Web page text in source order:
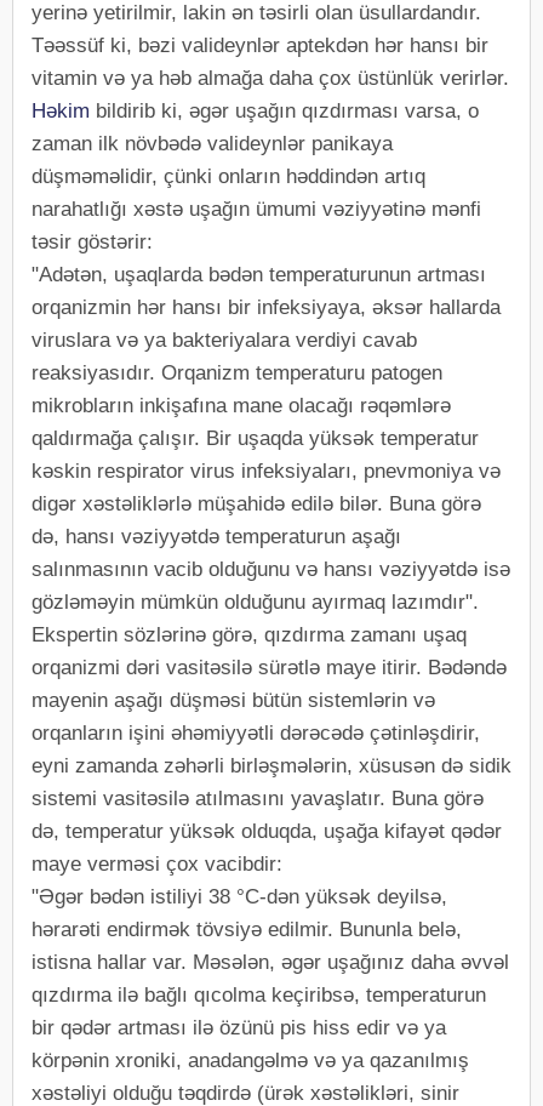
yerinə yetirilmir, lakin ən təsirli olan üsullardandır.
Təəssüf ki, bəzi valideynlər aptekdən hər hansı bir
vitamin və ya həb almağa daha çox üstünlük verirlər.
Həkim bildirib ki, əgər uşağın qızdırması varsa, o
zaman ilk növbədə valideynlər panikaya
düşməməlidir, çünki onların həddindən artıq
narahatlığı xəstə uşağın ümumi vəziyyətinə mənfi
təsir göstərir:
"Adətən, uşaqlarda bədən temperaturunun artması
orqanizmin hər hansı bir infeksiyaya, əksər hallarda
viruslara və ya bakteriyalara verdiyi cavab
reaksiyasıdır. Orqanizm temperaturu patogen
mikrobların inkişafına mane olacağı rəqəmlərə
qaldırmağa çalışır. Bir uşaqda yüksək temperatur
kəskin respirator virus infeksiyaları, pnevmoniya və
digər xəstəliklərlə müşahidə edilə bilər. Buna görə
də, hansı vəziyyətdə temperaturun aşağı
salınmasının vacib olduğunu və hansı vəziyyətdə isə
gözləməyin mümkün olduğunu ayırmaq lazımdır".
Ekspertin sözlərinə görə, qızdırma zamanı uşaq
orqanizmi dəri vasitəsilə sürətlə maye itirir. Bədəndə
mayenin aşağı düşməsi bütün sistemlərin və
orqanların işini əhəmiyyətli dərəcədə çətinləşdirir,
eyni zamanda zəhərli birləşmələrin, xüsusən də sidik
sistemi vasitəsilə atılmasını yavaşlatır. Buna görə
də, temperatur yüksək olduqda, uşağa kifayət qədər
maye verməsi çox vacibdir:
"Əgər bədən istiliyi 38 °C-dən yüksək deyilsə,
hərarəti endirmək tövsiyə edilmir. Bununla belə,
istisna hallar var. Məsələn, əgər uşağınız daha əvvəl
qızdırma ilə bağlı qıcolma keçiribsə, temperaturun
bir qədər artması ilə özünü pis hiss edir və ya
körpənin xroniki, anadangəlmə və ya qazanılmış
xəstəliyi olduğu təqdirdə (ürək xəstəlikləri, sinir